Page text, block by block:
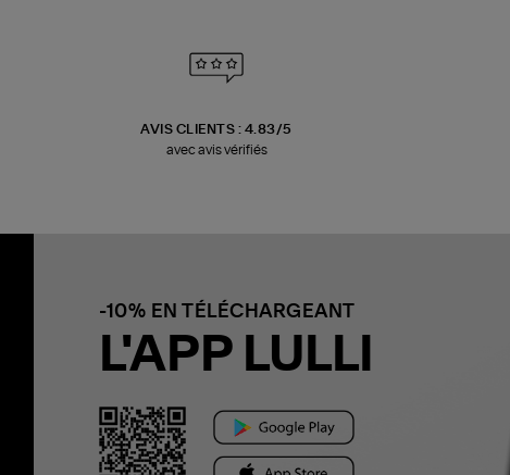
AVIS CLIENTS : 4.83/5
avec avis vérifiés
-10% EN TÉLÉCHARGEANT
L'APP LULLI